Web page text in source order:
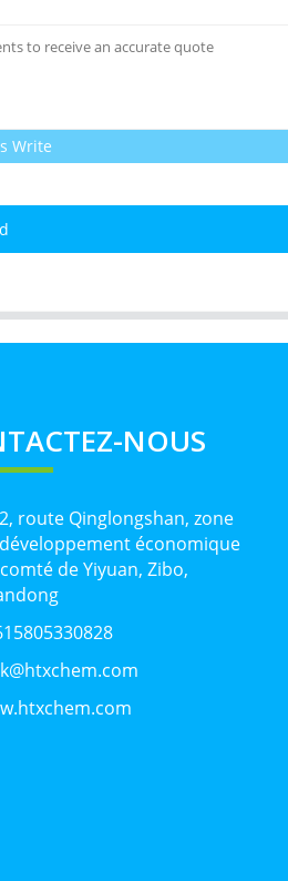
Write
NOUS
route Qinglongshan, zone
économique
de Yiyuan, Zibo,